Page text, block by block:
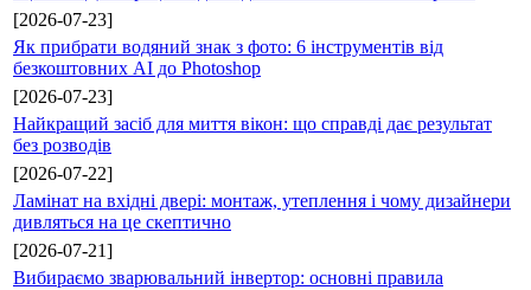
[2026-07-23]
Як прибрати водяний знак з фото: 6 інструментів від
безкоштовних AI до Photoshop
[2026-07-23]
Найкращий засіб для миття вікон: що справді дає результат
без розводів
[2026-07-22]
Ламінат на вхідні двері: монтаж, утеплення і чому дизайнери
дивляться на це скептично
[2026-07-21]
Вибираємо зварювальний інвертор: основні правила